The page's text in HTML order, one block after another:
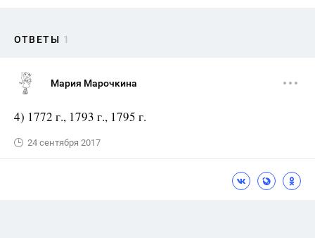
ОТВЕТЫ 1
Мария Марочкина
4) 1772 г., 1793 г., 1795 г.
24 сентября 2017